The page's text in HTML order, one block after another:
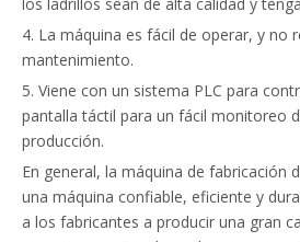
4. La máquina es fácil de operar, y no
mantenimiento.
5. Viene con un sistema PLC para
pantalla táctil para un fácil monitoreo
producción.
En general, la máquina de fabricación
una máquina confiable, eficiente y
a los fabricantes a producir una gran